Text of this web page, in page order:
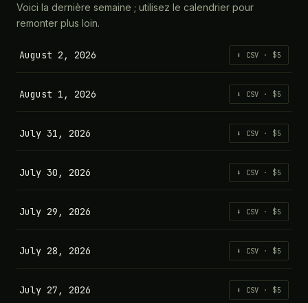
Voici la dernière semaine ; utilisez le calendrier pour
remonter plus loin.
August 2, 2026 ⬇ CSV · $5
August 1, 2026 ⬇ CSV · $5
July 31, 2026 ⬇ CSV · $5
July 30, 2026 ⬇ CSV · $5
July 29, 2026 ⬇ CSV · $5
July 28, 2026 ⬇ CSV · $5
July 27, 2026 ⬇ CSV · $5